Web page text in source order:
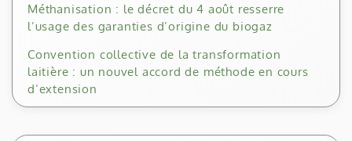
Méthanisation : le décret du 4 août resserre
l’usage des garanties d’origine du biogaz
Convention collective de la transformation
laitière : un nouvel accord de méthode en cours
d’extension